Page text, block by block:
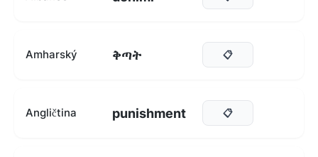
Amharský ቅጣት 📋
Angličtina punishment 📋